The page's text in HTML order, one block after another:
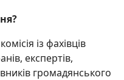
із фахівців
експертів,
громадянського